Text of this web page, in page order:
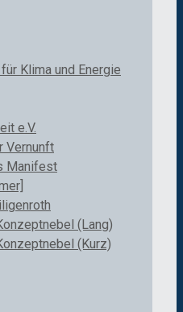
Klima und Energie
e.V.
Vernunft
Manifest
(Lang)
(Kurz)